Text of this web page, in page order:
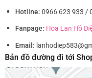
Hotline: 0966 623 933 /
Fanpage: Hoa Lan Hồ
Email:
Bản đồ đường đi tới